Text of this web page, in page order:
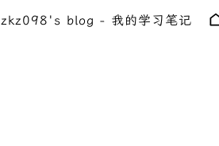
zkz098's blog - 我的学习笔记